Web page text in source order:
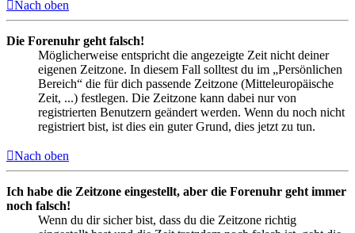
Nach oben
Die Forenuhr geht falsch!
Möglicherweise entspricht die angezeigte Zeit nicht deiner
eigenen Zeitzone. In diesem Fall solltest du im „Persönlichen
Bereich“ die für dich passende Zeitzone (Mitteleuropäische
Zeit, ...) festlegen. Die Zeitzone kann dabei nur von
registrierten Benutzern geändert werden. Wenn du noch nicht
registriert bist, ist dies ein guter Grund, dies jetzt zu tun.
Nach oben
Ich habe die Zeitzone eingestellt, aber die Forenuhr geht immer
noch falsch!
Wenn du dir sicher bist, dass du die Zeitzone richtig